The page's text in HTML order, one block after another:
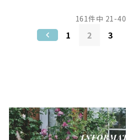
161件中 21 -40
1 2 3